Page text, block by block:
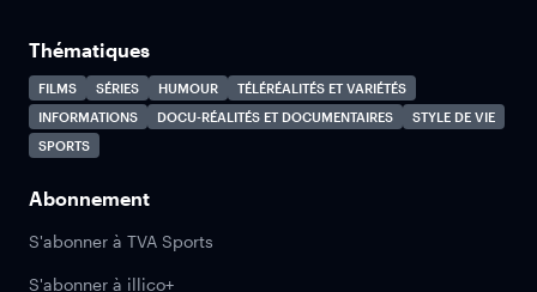
Thématiques
FILMS SÉRIES HUMOUR
TÉLÉRÉALITÉS ET VARIÉTÉS
INFORMATIONS
DOCU-RÉALITÉS ET DOCUMENTAIRES
STYLE DE VIE
SPORTS
Abonnement
S'abonner à TVA Sports
S'abonner à illico+